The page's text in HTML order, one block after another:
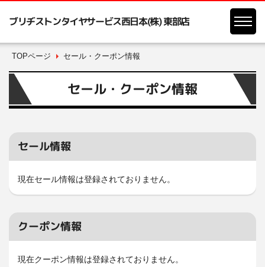
ブリヂストンタイヤサービス西日本(株) 東部店
TOPページ セール・クーポン情報
セール・クーポン情報
セール情報
現在セール情報は登録されておりません。
クーポン情報
現在クーポン情報は登録されておりません。